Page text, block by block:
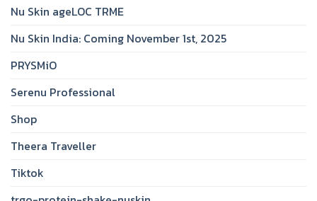
Nu Skin ageLOC TRME
Nu Skin India: Coming November 1st, 2025
PRYSMiO
Serenu Professional
Shop
Theera Traveller
Tiktok